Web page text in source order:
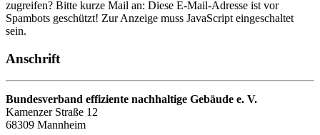
zugreifen? Bitte kurze Mail an: Diese E-Mail-Adresse ist vor
Spambots geschützt! Zur Anzeige muss JavaScript eingeschaltet
sein.
Anschrift
Bundesverband effiziente nachhaltige Gebäude e. V.
Kamenzer Straße 12
68309 Mannheim